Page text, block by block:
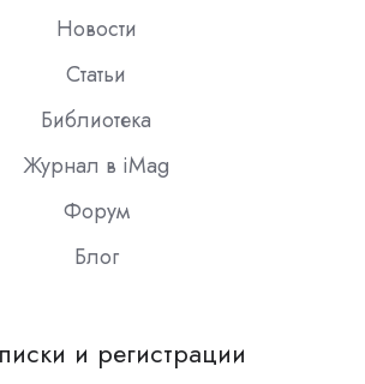
Новости
Статьи
Библиотека
Журнал в iMag
Форум
Блог
и регистрации